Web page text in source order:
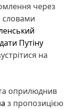
через
словами
Путіну
на
оприлюднив
з пропозицією